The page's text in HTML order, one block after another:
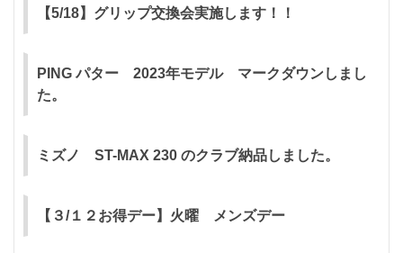
【5/18】グリップ交換会実施します！！
PING パター 2023年モデル マークダウンしまし
た。
ミズノ ST-MAX 230 のクラブ納品しました。
【３/１２お得デー】火曜 メンズデー